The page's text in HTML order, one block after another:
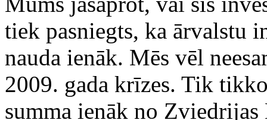
tiek pasniegts, ka ārvalstu
nauda ienāk. Mēs vēl
2009. gada krīzes. Tik
summa ienāk no